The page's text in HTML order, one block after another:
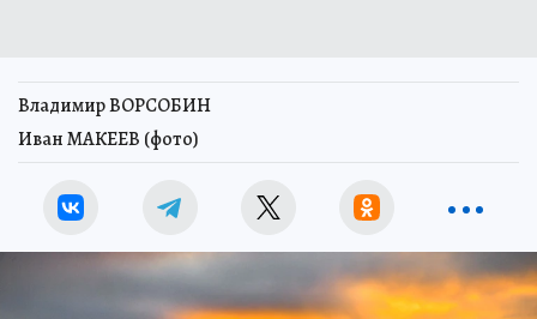
Владимир ВОРСОБИН
Иван МАКЕЕВ (фото)